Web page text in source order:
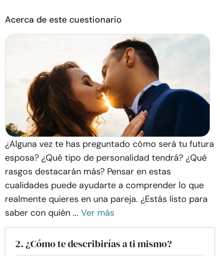
Sobre nosotros Contáctanos Escríbenos
© Copyright 2026. Todos los derechos reservados.
Acerca de este cuestionario
¿Alguna vez te has preguntado cómo será tu futura
esposa? ¿Qué tipo de personalidad tendrá? ¿Qué
rasgos destacarán más? Pensar en estas
cualidades puede ayudarte a comprender lo que
realmente quieres en una pareja. ¿Estás listo para
saber con quién ... Ver más
2. ¿Cómo te describirías a ti mismo?